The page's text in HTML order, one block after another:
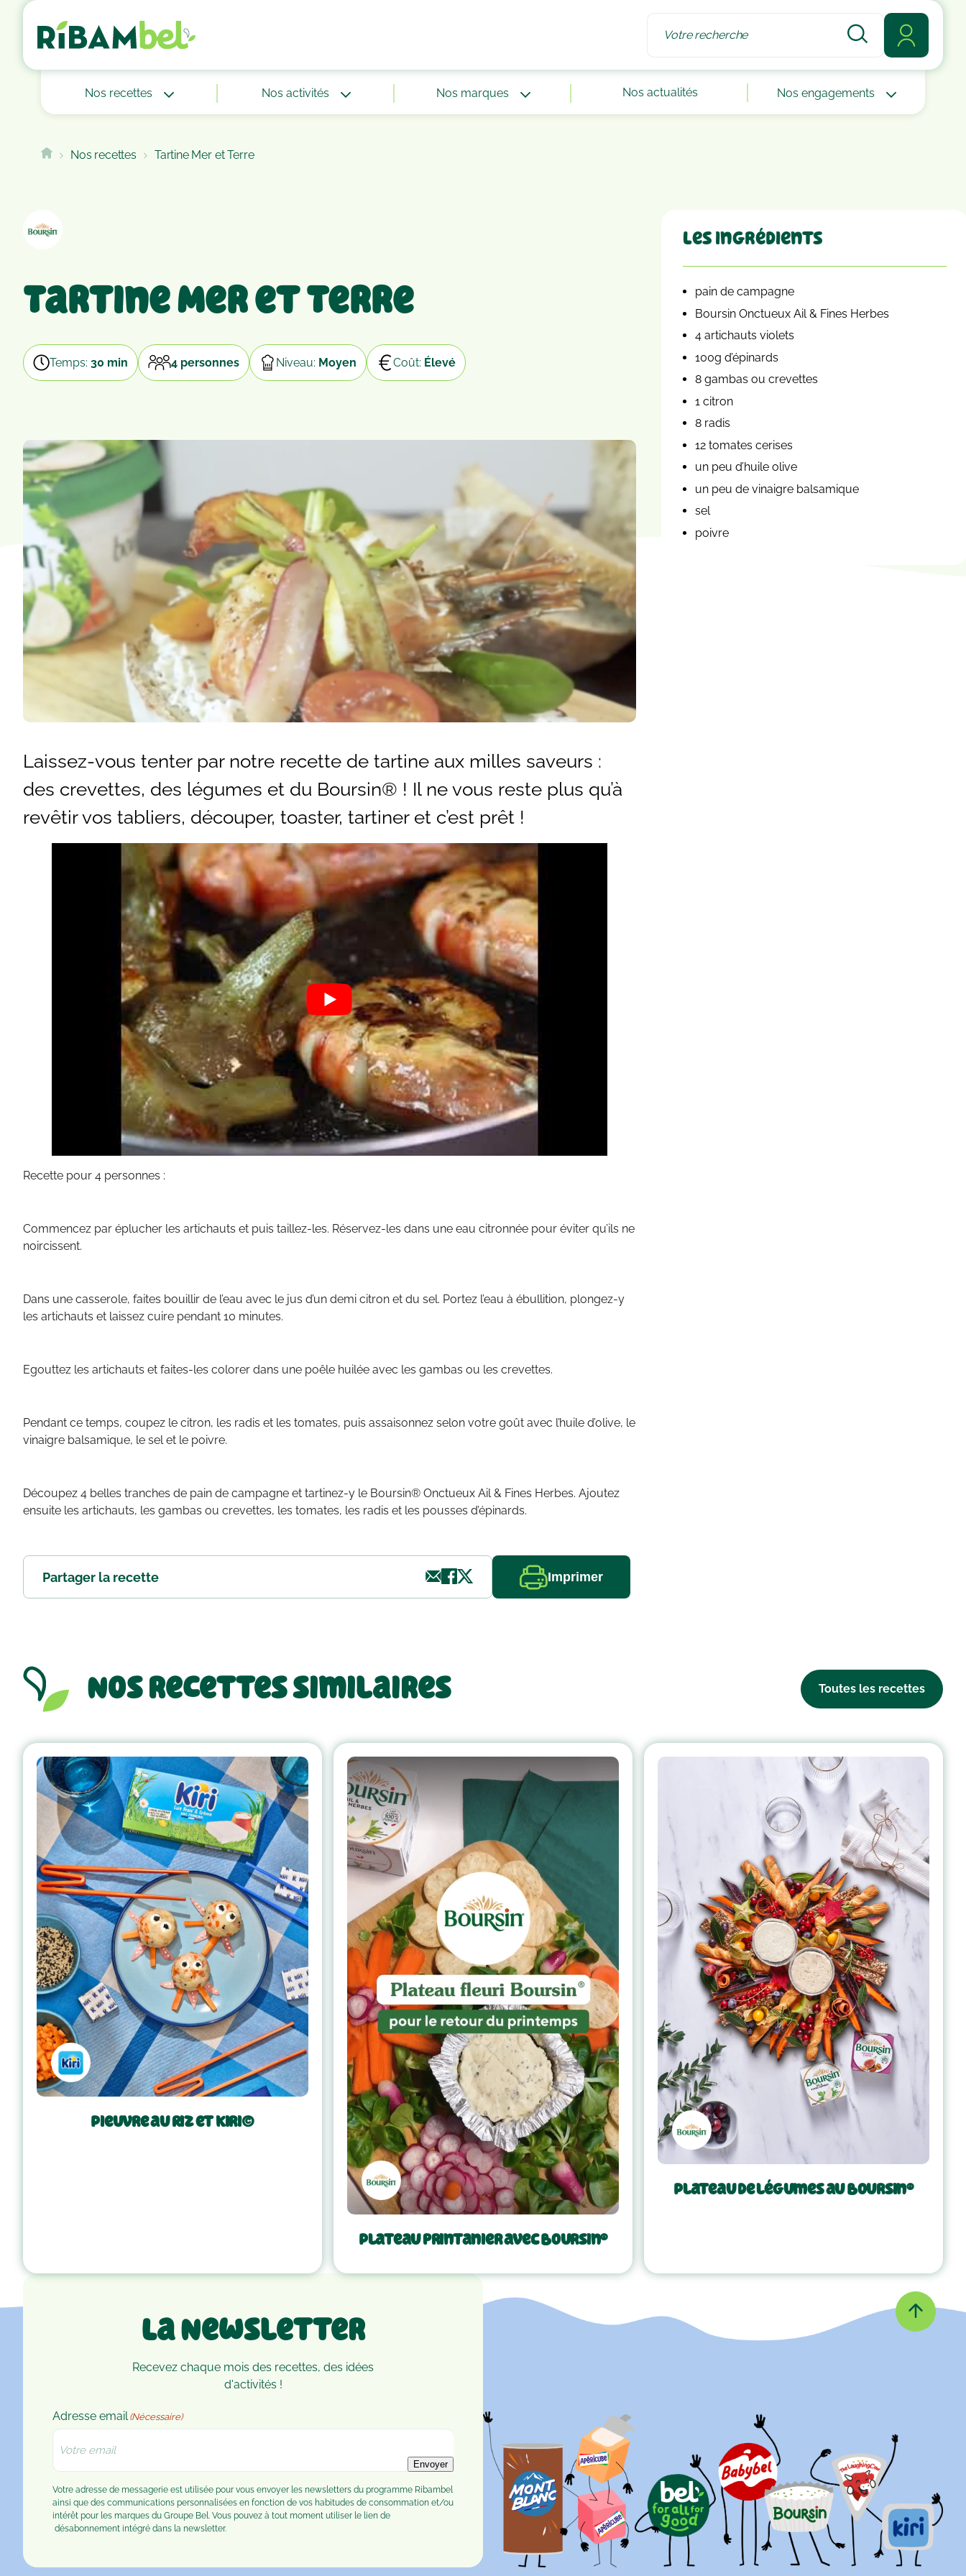
Nos recettes Nos activités Nos marques Nos actualités Nos engagements
Nos recettes Tartine Mer et Terre
Tartine Mer et Terre
Temps: 30 min 4 personnes Niveau: Moyen Coût: Élevé
Laissez-vous tenter par notre recette de tartine aux milles saveurs :
des crevettes, des légumes et du Boursin® ! Il ne vous reste plus qu’à
revêtir vos tabliers, découper, toaster, tartiner et c’est prêt !
Recette pour 4 personnes :
Commencez par éplucher les artichauts et puis taillez-les. Réservez-les dans une eau citronnée pour éviter qu’ils ne
noircissent.
Dans une casserole, faites bouillir de l’eau avec le jus d’un demi citron et du sel. Portez l’eau à ébullition, plongez-y
les artichauts et laissez cuire pendant 10 minutes.
Egouttez les artichauts et faites-les colorer dans une poêle huilée avec les gambas ou les crevettes.
Pendant ce temps, coupez le citron, les radis et les tomates, puis assaisonnez selon votre goût avec l’huile d’olive, le
vinaigre balsamique, le sel et le poivre.
Découpez 4 belles tranches de pain de campagne et tartinez-y le Boursin® Onctueux Ail & Fines Herbes. Ajoutez
ensuite les artichauts, les gambas ou crevettes, les tomates, les radis et les pousses d’épinards.
Partager la recette Imprimer
Les ingrédients
pain de campagne
Boursin Onctueux Ail & Fines Herbes
4 artichauts violets
100g d’épinards
8 gambas ou crevettes
1 citron
8 radis
12 tomates cerises
un peu d’huile olive
un peu de vinaigre balsamique
sel
poivre
Nos recettes similaires Toutes les recettes
Pieuvre au Riz et Kiri©
Plateau printanier avec Boursin®
Plateau de légumes au Boursin®
La Newsletter
Recevez chaque mois des recettes, des idées
d'activités !
Adresse email (Nécessaire)
Envoyer
Votre adresse de messagerie est utilisée pour vous envoyer les newsletters du programme Ribambel
ainsi que des communications personnalisées en fonction de vos habitudes de consommation et/ou
intérêt pour les marques du Groupe Bel. Vous pouvez à tout moment utiliser le lien de
désabonnement intégré dans la newsletter.
Cookies management panel